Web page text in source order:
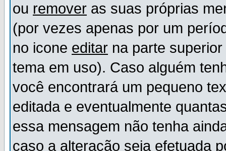
ou remover as suas próprias
(por vezes apenas por um
no icone editar na parte
tema em uso). Caso alguém
você encontrará um pequeno
editada e eventualmente
essa mensagem não tenha
caso a alteração seja efetuada